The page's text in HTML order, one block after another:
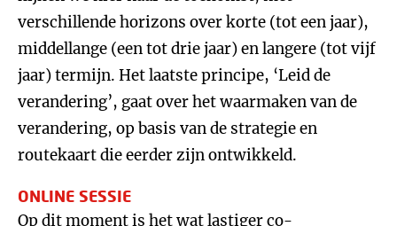
verschillende horizons over korte (tot een jaar),
middellange (een tot drie jaar) en langere (tot vijf
jaar) termijn. Het laatste principe, ‘Leid de
verandering’, gaat over het waarmaken van de
verandering, op basis van de strategie en
routekaart die eerder zijn ontwikkeld.
ONLINE SESSIE
Op dit moment is het wat lastiger co-